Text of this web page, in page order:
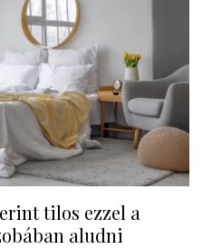
tilos ezzel a
aludni